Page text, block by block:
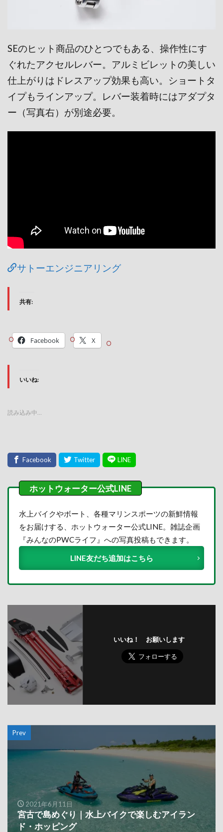
SEのヒット商品のひとつでもある、操作性にす
ぐれたアクセルレバー。アルミビレットの美しい
仕上がりはドレスアップ効果も高い。ショートタ
イプもラインアップ。レバー装着時にはアダプタ
ー（写真右）が別途必要。
サトーエンジニアリング
共有:
Facebook X
いいね:
読み込み中…
水上バイクやボート、各種マリンスポーツの新鮮情報
をお届けする、ホットウォーター公式LINE。雑誌企画
『みんなのPWCライフ』への写真投稿もできます。
LINE友だち追加はこちら
いいね！ お願いします
Prev
2021年6月11日
宮古で島めぐり｜水上バイクで楽しむアイラン
ド・ホッピング